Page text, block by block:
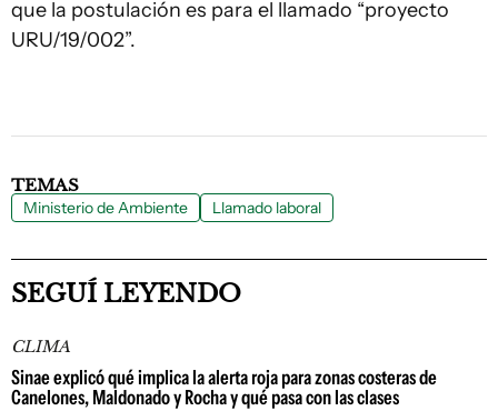
que la postulación es para el llamado “proyecto
URU/19/002”.
TEMAS
Ministerio de Ambiente Llamado laboral
SEGUÍ LEYENDO
CLIMA
Sinae explicó qué implica la alerta roja para zonas costeras de
Canelones, Maldonado y Rocha y qué pasa con las clases